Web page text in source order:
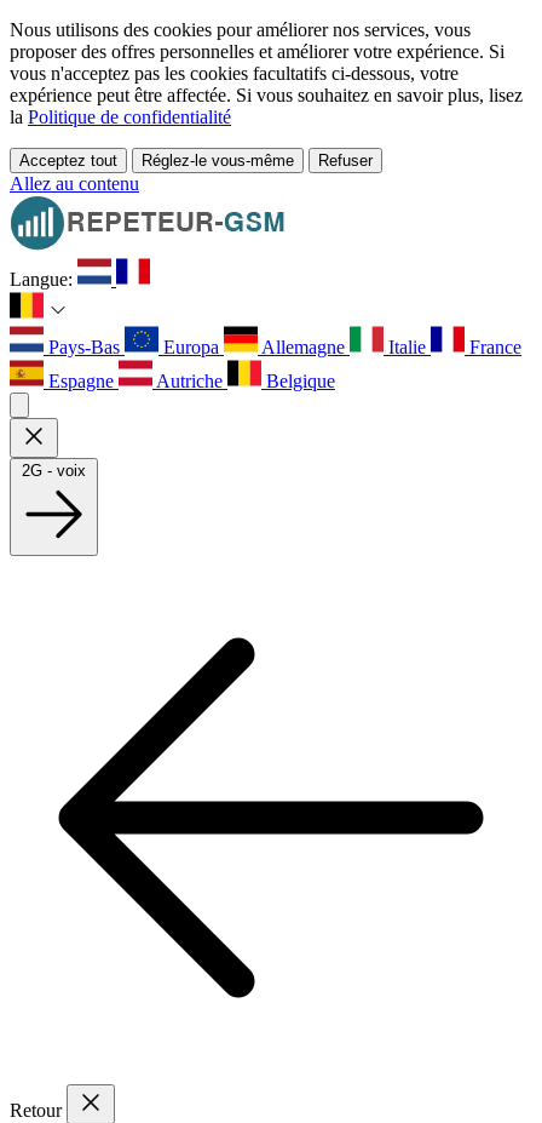
Nous utilisons des cookies pour améliorer nos services, vous
proposer des offres personnelles et améliorer votre expérience. Si
vous n'acceptez pas les cookies facultatifs ci-dessous, votre
expérience peut être affectée. Si vous souhaitez en savoir plus, lisez
la Politique de confidentialité
Acceptez tout Réglez-le vous-même Refuser
Allez au contenu
Langue:
Pays-Bas Europa Allemagne Italie
France
Espagne
Autriche Belgique
2G - voix
Retour